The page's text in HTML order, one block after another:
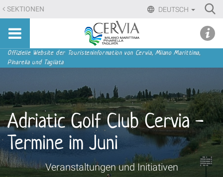
Direkt
zum
Inhalt
Direkt
zur
DEUTSCH
SEKTIONEN
Sito
turistico
ufficiale
Milano
Marittima,
Pinarella,
Tagliata
Sektionen
Offizielle Website der Touristeninformation von Cervia, Milano Marittima,
Pinarella und Tagliata
Adriatic Golf Club Cervia -
Termine im Juni
Veranstaltungen und Initiativen
menu